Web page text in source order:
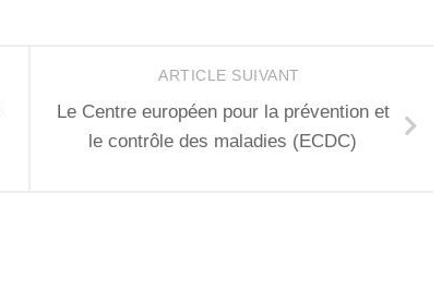
ARTICLE SUIVANT
Le Centre européen pour la prévention et
le contrôle des maladies (ECDC)